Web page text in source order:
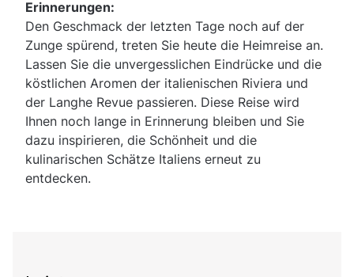
Erinnerungen:
Den Geschmack der letzten Tage noch auf der
Zunge spürend, treten Sie heute die Heimreise an.
Lassen Sie die unvergesslichen Eindrücke und die
köstlichen Aromen der italienischen Riviera und
der Langhe Revue passieren. Diese Reise wird
Ihnen noch lange in Erinnerung bleiben und Sie
dazu inspirieren, die Schönheit und die
kulinarischen Schätze Italiens erneut zu
entdecken.